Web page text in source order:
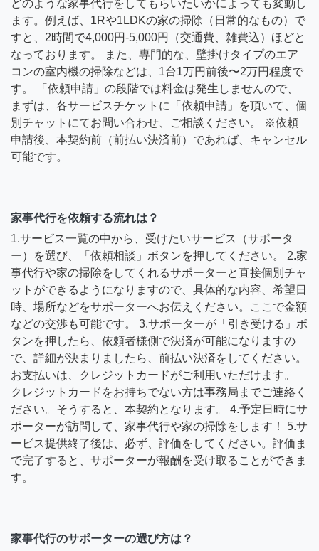
どのような家事代行をしてもらいたいかによっても変動し
ます。例えば、1Rや1LDKの家の掃除（日常的なもの）で
すと、2時間で4,000円-5,000円（交通費、雑費込）ほどと
なっております。 また、専門的な、壁掛けタイプのエア
コンの室内機の掃除などは、1台1万円前後〜2万円程度で
す。 「依頼申請」の段階では料金は発生しませんので、
まずは、各サービスチケットに「依頼申請」を頂いて、個
別チャットにてお問い合わせ、ご相談ください。 ※依頼
申請後、本契約前（前払い決済前）であれば、キャンセル
可能です。
家事代行を依頼する流れは？
1.サービス一覧の中から、受けたいサービス（サポータ
ー）を選び、「依頼相談」ボタンを押してください。 2.家
事代行や家の掃除をしてくれるサポーターと直接個別チャ
ットができるようになりますので、具体的な内容、希望日
時、場所などをサポーターへお伝えください。ここで金額
などの交渉も可能です。 3.サポーターが「引き受ける」ボ
タンを押したら、依頼者様側で決済が可能になりますの
で、詳細が決まりましたら、前払い決済をしてください。
お支払いは、クレジットカードがご利用いただけます。
クレジットカードをお持ちでない方は事務局までご連絡く
ださい。そうすると、本契約となります。 4.予定日時にサ
ポーターが訪問して、家事代行や家の掃除をします！ 5.サ
ービス提供終了後は、必ず、評価をしてください。評価ま
で完了すると、サポーターが報酬を受け取ることができま
す。
家事代行のサポーターの選び方は？